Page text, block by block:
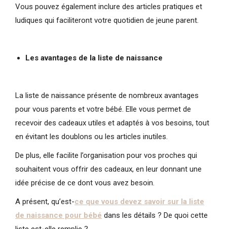
Vous pouvez également inclure des articles pratiques et
ludiques qui faciliteront votre quotidien de jeune parent.
Les avantages de la liste de naissance
La liste de naissance présente de nombreux avantages
pour vous parents et votre bébé. Elle vous permet de
recevoir des cadeaux utiles et adaptés à vos besoins, tout
en évitant les doublons ou les articles inutiles.
De plus, elle facilite l’organisation pour vos proches qui
souhaitent vous offrir des cadeaux, en leur donnant une
idée précise de ce dont vous avez besoin.
A présent, qu’est-ce que vous devez savoir sur la liste
de naissance pour bébé dans les détails ? De quoi cette